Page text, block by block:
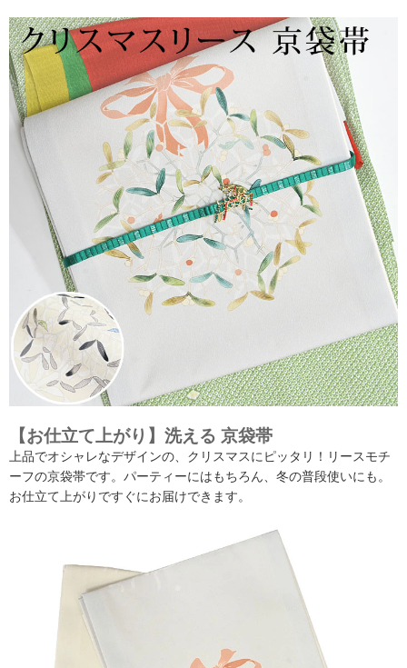
【お仕立て上がり】洗える 京袋帯
上品でオシャレなデザインの、クリスマスにピッタリ！リースモチ
ーフの京袋帯です。パーティーにはもちろん、冬の普段使いにも。
お仕立て上がりですぐにお届けできます。